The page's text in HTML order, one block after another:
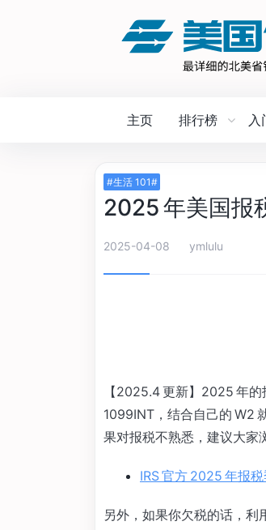
主页 排行榜 入
#生活 101#
2025 年美国报
2025-04-08 ymlulu
【2025.4 更新】2025 年
1099INT，结合自己的 W2
果对报税不熟悉，建议大家
IRS 官方 2025 年报
另外，如果你欠税的话，